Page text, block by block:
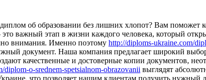
об образовании без лишних хлопот? Вам поможет
важный этап в жизни каждого человека, который
внимания. Именно поэтому http://diploms-ukraine.com/
документ. Наша компания предлагает широкий
качественные и достоверные копии документов,
diplom-o-srednem-spetsialnom-obrazovanii выглядят